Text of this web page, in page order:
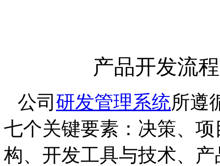
产品开发流
公司 研发管理系统所遵
七个关键要素：决策、
构、开发工具与技术、